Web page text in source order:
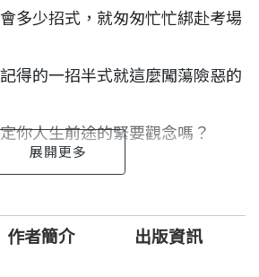
多少招式，就匆匆忙忙綁赴考場
得的一招半式就這麼闖蕩險惡的
你人生前途的緊要觀念嗎？
另找一位家教老師才對。為什
作者簡介 出版資訊